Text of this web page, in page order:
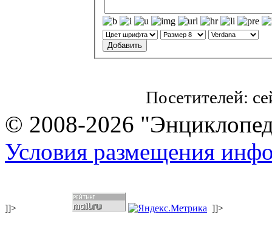
Посетителей:
© 2008-2026
Условия размещения
]]> ]]>